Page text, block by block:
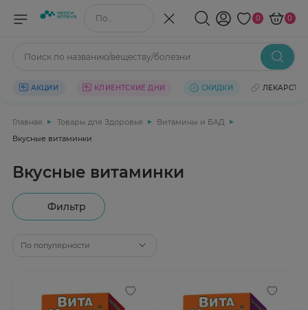
Поиск по названию/веществу 0 0
Поиск по названию/веществу/болезни
АКЦИИ КЛИЕНТСКИЕ ДНИ СКИДКИ ЛЕКАРСТВА
Главная Товары для Здоровья
Витамины и БАД
Вкусные витаминки
Вкусные витаминки
Фильтр
По популярности